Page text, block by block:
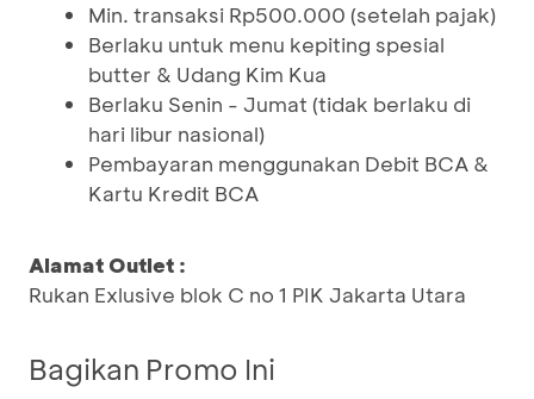
Min. transaksi Rp500.000 (setelah pajak)
Berlaku untuk menu kepiting spesial
butter & Udang Kim Kua
Berlaku Senin - Jumat (tidak berlaku di
hari libur nasional)
Pembayaran menggunakan Debit BCA &
Kartu Kredit BCA
Alamat Outlet :
Rukan Exlusive blok C no 1 PIK Jakarta Utara
Bagikan Promo Ini